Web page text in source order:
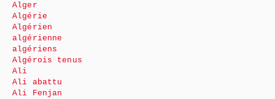
Alger
Algérie
Algérien
algérienne
algériens
Algérois tenus
Ali
Ali abattu
Ali Fenjan